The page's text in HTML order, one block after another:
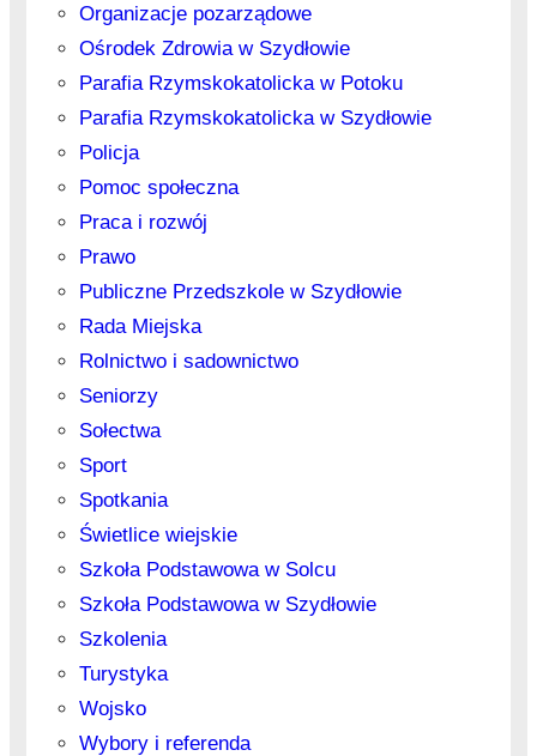
Organizacje pozarządowe
Ośrodek Zdrowia w Szydłowie
Parafia Rzymskokatolicka w Potoku
Parafia Rzymskokatolicka w Szydłowie
Policja
Pomoc społeczna
Praca i rozwój
Prawo
Publiczne Przedszkole w Szydłowie
Rada Miejska
Rolnictwo i sadownictwo
Seniorzy
Sołectwa
Sport
Spotkania
Świetlice wiejskie
Szkoła Podstawowa w Solcu
Szkoła Podstawowa w Szydłowie
Szkolenia
Turystyka
Wojsko
Wybory i referenda